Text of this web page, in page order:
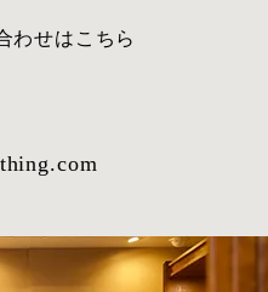
わせはこちら